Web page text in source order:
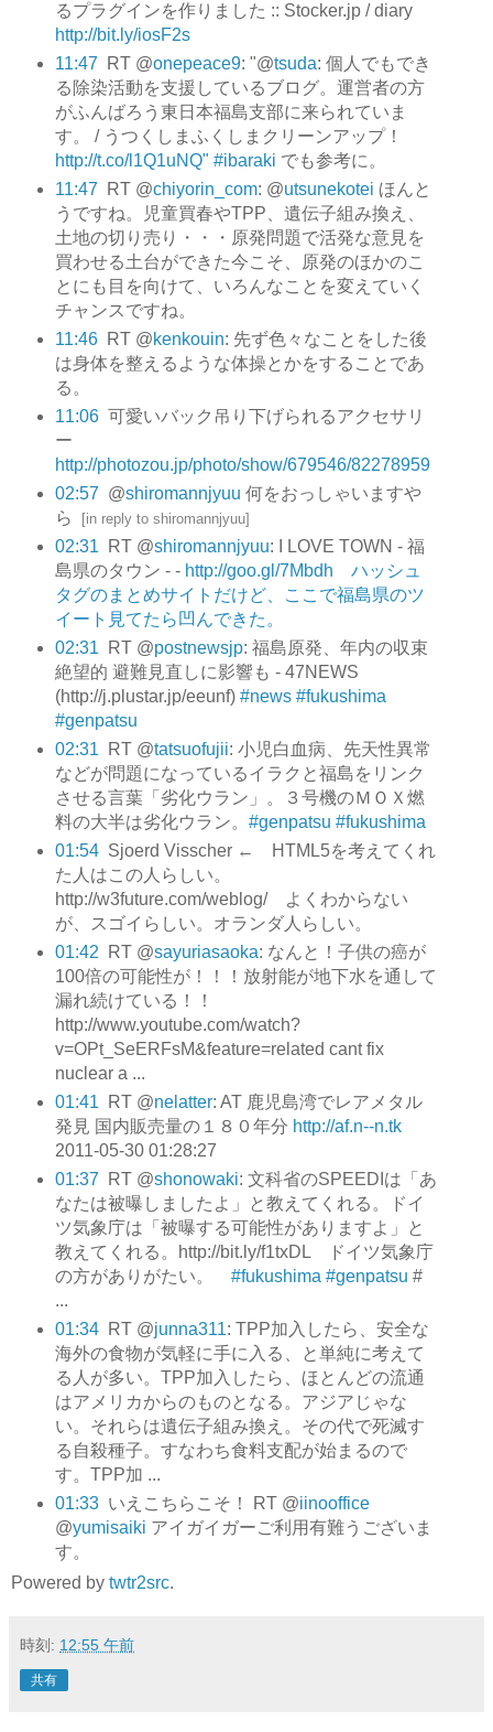
るプラグインを作りました :: Stocker.jp / diary
http://bit.ly/iosF2s
11:47
RT @onepeace9: "@tsuda: 個人でもでき
る除染活動を支援しているブログ。運営者の方
がふんばろう東日本福島支部に来られていま
す。 / うつくしまふくしまクリーンアップ！
http://t.co/l1Q1uNQ" #ibaraki でも参考に。
11:47
RT @chiyorin_com: @utsunekotei ほんと
うですね。児童買春やTPP、遺伝子組み換え、
土地の切り売り・・・原発問題で活発な意見を
買わせる土台ができた今こそ、原発のほかのこ
とにも目を向けて、いろんなことを変えていく
チャンスですね。
11:46
RT @kenkouin: 先ず色々なことをした後
は身体を整えるような体操とかをすることであ
る。
11:06 可愛いバック吊り下げられるアクセサリ
ー
http://photozou.jp/photo/show/679546/82278959
02:57 @shiromannjyuu 何をおっしゃいますや
ら
[in reply to shiromannjyuu]
02:31 RT @shiromannjyuu: I LOVE TOWN - 福
島県のタウン - - http://goo.gl/7Mbdh ハッシュ
タグのまとめサイトだけど、ここで福島県のツ
イート見てたら凹んできた。
02:31
RT @postnewsjp: 福島原発、年内の収束
絶望的 避難見直しに影響も - 47NEWS
(http://j.plustar.jp/eeunf) #news #fukushima
#genpatsu
02:31
RT @tatsuofujii: 小児白血病、先天性異常
などが問題になっているイラクと福島をリンク
させる言葉「劣化ウラン」。３号機のＭＯＸ燃
料の大半は劣化ウラン。 #genpatsu #fukushima
01:54 Sjoerd Visscher ← HTML5を考えてくれ
た人はこの人らしい。
http://w3future.com/weblog/ よくわからない
が、スゴイらしい。オランダ人らしい。
01:42
RT @sayuriasaoka: なんと！子供の癌が
100倍の可能性が！！！放射能が地下水を通して
漏れ続けている！！
http://www.youtube.com/watch?
v=OPt_SeERFsM&feature=related cant fix
nuclear a ...
01:41
RT @nelatter: AT 鹿児島湾でレアメタル
発見 国内販売量の１８０年分 http://af.n--n.tk
2011-05-30 01:28:27
01:37
RT @shonowaki: 文科省のSPEEDIは「あ
なたは被曝しましたよ」と教えてくれる。ドイ
ツ気象庁は「被曝する可能性がありますよ」と
教えてくれる。http://bit.ly/f1txDL ドイツ気象庁
の方がありがたい。 #fukushima #genpatsu #
...
01:34
RT @junna311: TPP加入したら、安全な
海外の食物が気軽に手に入る、と単純に考えて
る人が多い。TPP加入したら、ほとんどの流通
はアメリカからのものとなる。アジアじゃな
い。それらは遺伝子組み換え。その代で死滅す
る自殺種子。すなわち食料支配が始まるので
す。TPP加 ...
01:33 いえこちらこそ！ RT @iinooffice
@yumisaiki アイガイガーご利用有難うございま
す。
Powered by twtr2src.
時刻: 12:55 午前
共有